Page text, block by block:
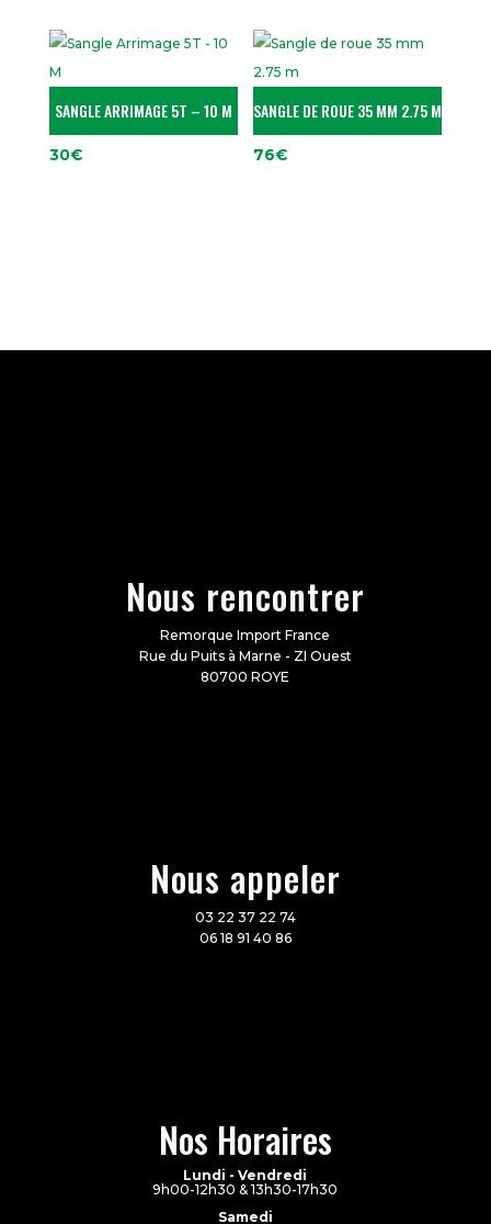
SANGLE ARRIMAGE 5T – 10 M
30€
SANGLE DE ROUE 35 MM 2.75 M
76€
Nous rencontrer
Remorque Import France
Rue du Puits à Marne - ZI Ouest
80700 ROYE
Nous appeler
03 22 37 22 74
06 18 91 40 86
Nos Horaires
Lundi - Vendredi
9h00-12h30 & 13h30-17h30
Samedi